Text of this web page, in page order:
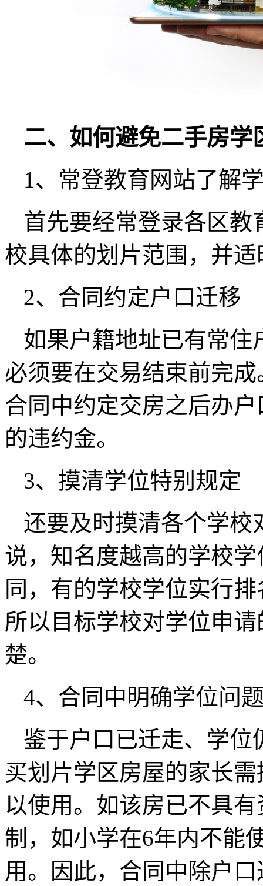
二、如何避免二手房学
1、常登教育网站了解
首先要经常登录各区
校具体的划片范围，并
2、合同约定户口迁移
如果户籍地址已有常住
必须要在交易结束前完
合同中约定交房之后办
的违约金。
3、摸清学位特别规定
还要及时摸清各个学校
说，知名度越高的学校
同，有的学校学位实行
所以目标学校对学位申
楚。
4、合同中明确学位问
鉴于户口已迁走、学位
买划片学区房屋的家长
以使用。如该房已不具
制，如小学在6年内不能
用。因此，合同中除户